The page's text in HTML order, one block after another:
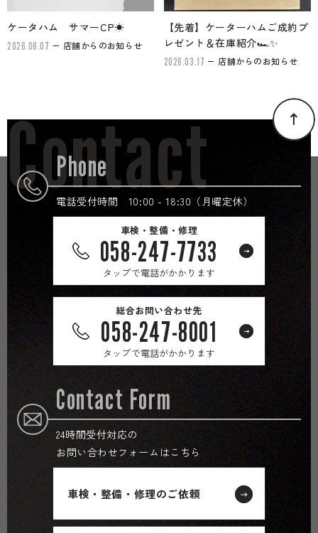
ケータハム サマーCP☀
2026.06.07 店舗からのお知らせ
【先着】ケーターハムご成約プ
レゼント＆在庫紹介🏎✨
2026.03.17 店舗からのお知らせ
Phone
電話受付時間 10:00 - 18:30（月曜定休）
車検・整備・修理
058-247-7733
タップで電話がかかります
総合お問い合わせ先
058-247-8001
タップで電話がかかります
Contact Form
24時間受付対応の
お問い合わせフォームはこちら
車検・整備・修理のご依頼
Contact